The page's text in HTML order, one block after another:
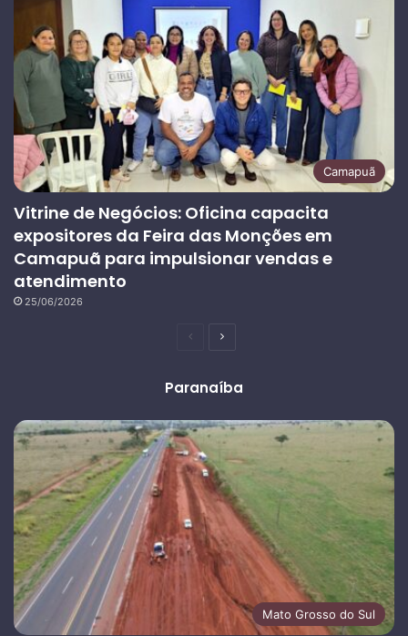
Camapuã
Vitrine de Negócios: Oficina capacita
expositores da Feira das Monções em
Camapuã para impulsionar vendas e
atendimento
25/06/2026
PáginaPróxima
Paranaíba
Mato Grosso do Sul